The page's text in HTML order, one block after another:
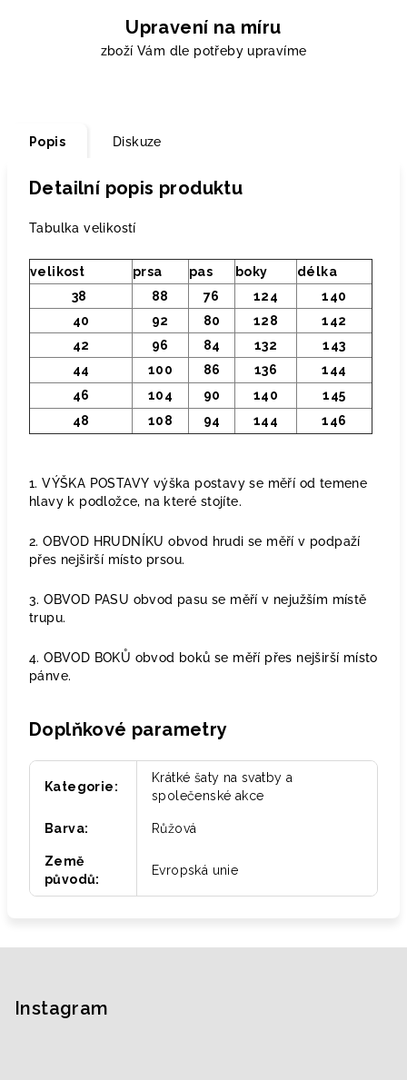
Upravení na míru
zboží Vám dle potřeby upravíme
Popis Diskuze
Detailní popis produktu
Tabulka velikostí
velikost prsa pas boky
délka
38
88 76 124
140
40
92 80 128
142
42
96 84 132
143
44
100 86 136
144
46
104 90 140
145
48
108 94 144 146
1. VÝŠKA POSTAVY výška postavy se měří od temene
hlavy k podložce, na které stojíte.
2. OBVOD HRUDNÍKU obvod hrudi se měří v podpaží
přes nejširší místo prsou.
3. OBVOD PASU obvod pasu se měří v nejužším místě
trupu.
4. OBVOD BOKŮ obvod boků se měří přes nejširší místo
pánve.
Doplňkové parametry
Kategorie:
Krátké šaty na svatby a
společenské akce
Barva: Růžová
Země
původů:
Evropská unie
Instagram